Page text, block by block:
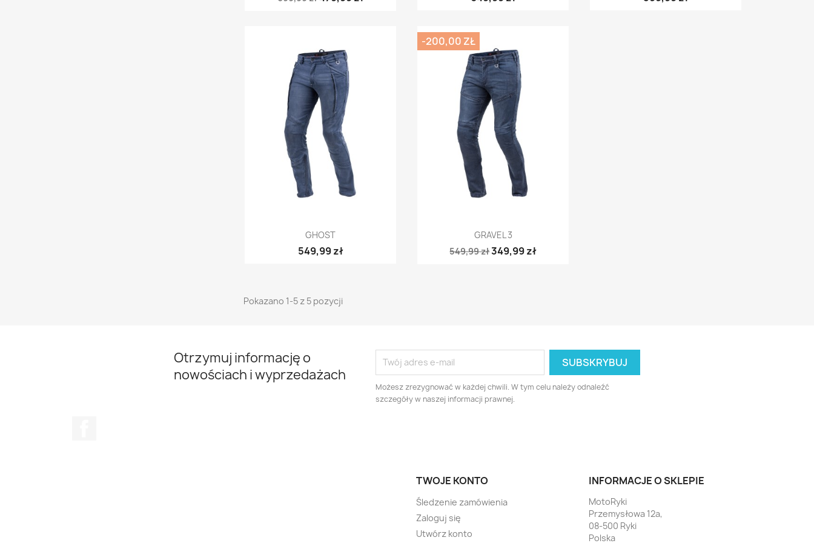
Szybki podgląd
GHOST
549,99 zł
Szybki podgląd
GRAVEL 3
549,99 zł349,99 zł
-200,00 ZŁ
Pokazano 1-5 z 5 pozycji
Otrzymuj informację o
nowościach i wyprzedażach
Możesz zrezygnować w każdej chwili. W tym celu należy odnaleźć
szczegóły w naszej informacji prawnej.
TWOJE KONTO
Śledzenie zamówienia
Zaloguj się
Utwórz konto
INFORMACJE O SKLEPIE
MotoRyki
Przemysłowa 12a,
08-500 Ryki
Polska